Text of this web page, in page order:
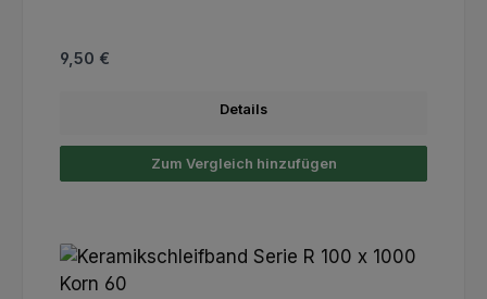
Regulärer Preis:
9,50 €
Details
Zum Vergleich hinzufügen